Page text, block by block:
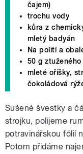
čajem)
trochu vody
kůra z
mletý badyán
Na polití a
50 g
mleté oříšky,
čokoládová
Sušené švestky a
strojku, polijeme
potravinářskou fólií
Potom přidáme